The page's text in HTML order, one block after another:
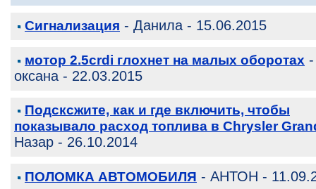
Сигнализация - Данила - 15.06.2015
мотор 2.5crdi глохнет на малых оборотах -
оксана - 22.03.2015
Подсксжите, как и где включить, чтобы
показывало расход топлива в Chrysler
Назар - 26.10.2014
ПОЛОМКА АВТОМОБИЛЯ - АНТОН -